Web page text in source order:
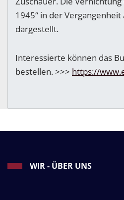
1945“ in der
dargestellt.
Interessierte können das
bestellen. >>> https://
WIR - ÜBER UNS